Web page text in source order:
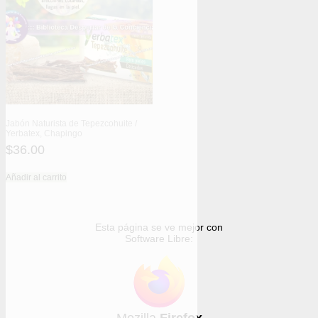
$36.00
Añadir al carrito
Esta página se ve mejor con
Software Libre: